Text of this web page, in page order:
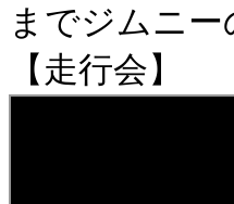
までジムニ
【走行会】